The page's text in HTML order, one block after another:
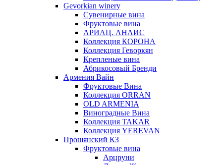
Gevorkian winery
Сувенирные вина
Фруктовые вина
АРИАЦ. АНАИС
Коллекция КОРОНА
Коллекция Геворкян
Крепленые вина
Абрикосовый Бренди
Армения Вайн
Фруктовые Вина
Коллекция ORRAN
OLD ARMENIA
Виноградные Вина
Коллекция TAKAR
Коллекция YEREVAN
Прошянский КЗ
Фруктовые вина
Арцруни